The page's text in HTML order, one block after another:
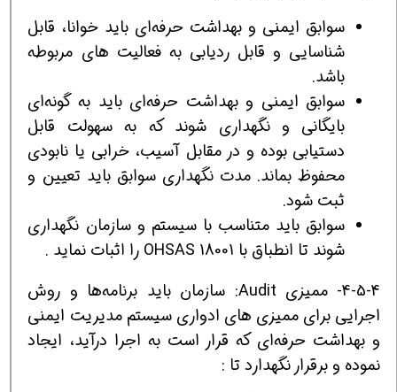
سوابق ایمنی و بهداشت حرفه‌ای باید خوانا، قابل
شناسایی و قابل ردیابی به فعالیت های مربوطه
باشد.
سوابق ایمنی و بهداشت حرفه‌ای باید به گونه‌ای
بایگانی و نگهداری شوند که به سهولت قابل
دستیابی بوده و در مقابل آسیب، خرابی یا نابودی
محفوظ بماند. مدت نگهداری سوابق باید تعیین و
ثبت شود.
سوابق باید متناسب با سیستم و سازمان نگهداری
شوند تا انطباق با OHSAS 18001 را اثبات نماید .
4-5-4- ممیزی Audit: سازمان باید برنامه‌ها و روش
اجرایی برای ممیزی های ادواری سیستم مدیریت ایمنی
و بهداشت حرفه‌ای که قرار است به اجرا درآید، ایجاد
نموده و برقرار نگهدارد تا :